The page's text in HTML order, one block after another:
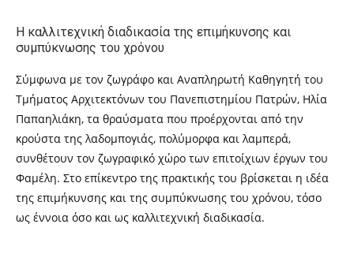
Η καλλιτεχνική διαδικασία της επιμήκυνσης και
συμπύκνωσης του χρόνου
Σύμφωνα με τον ζωγράφο και Αναπληρωτή Καθηγητή του
Τμήματος Αρχιτεκτόνων του Πανεπιστημίου Πατρών, Ηλία
Παπαηλιάκη, τα θραύσματα που προέρχονται από την
κρούστα της λαδομπογιάς, πολύμορφα και λαμπερά,
συνθέτουν τον ζωγραφικό χώρο των επιτοίχιων έργων του
Φαμέλη. Στο επίκεντρο της πρακτικής του βρίσκεται η ιδέα
της επιμήκυνσης και της συμπύκνωσης του χρόνου, τόσο
ως έννοια όσο και ως καλλιτεχνική διαδικασία.